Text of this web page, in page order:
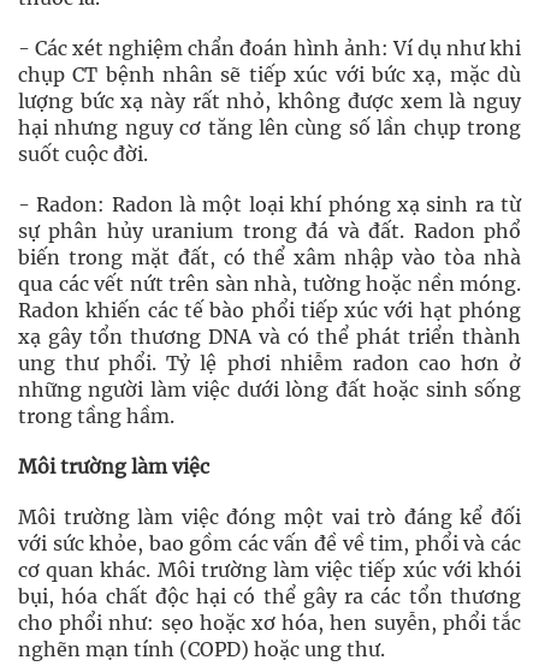
- Các xét nghiệm chẩn đoán hình ảnh: Ví dụ như khi
chụp CT bệnh nhân sẽ tiếp xúc với bức xạ, mặc dù
lượng bức xạ này rất nhỏ, không được xem là nguy
hại nhưng nguy cơ tăng lên cùng số lần chụp trong
suốt cuộc đời.
- Radon: Radon là một loại khí phóng xạ sinh ra từ
sự phân hủy uranium trong đá và đất. Radon phổ
biến trong mặt đất, có thể xâm nhập vào tòa nhà
qua các vết nứt trên sàn nhà, tường hoặc nền móng.
Radon khiến các tế bào phổi tiếp xúc với hạt phóng
xạ gây tổn thương DNA và có thể phát triển thành
ung thư phổi. Tỷ lệ phơi nhiễm radon cao hơn ở
những người làm việc dưới lòng đất hoặc sinh sống
trong tầng hầm.
Môi trường làm việc
Môi trường làm việc đóng một vai trò đáng kể đối
với sức khỏe, bao gồm các vấn đề về tim, phổi và các
cơ quan khác. Môi trường làm việc tiếp xúc với khói
bụi, hóa chất độc hại có thể gây ra các tổn thương
cho phổi như: sẹo hoặc xơ hóa, hen suyễn, phổi tắc
nghẽn mạn tính (COPD) hoặc ung thư.